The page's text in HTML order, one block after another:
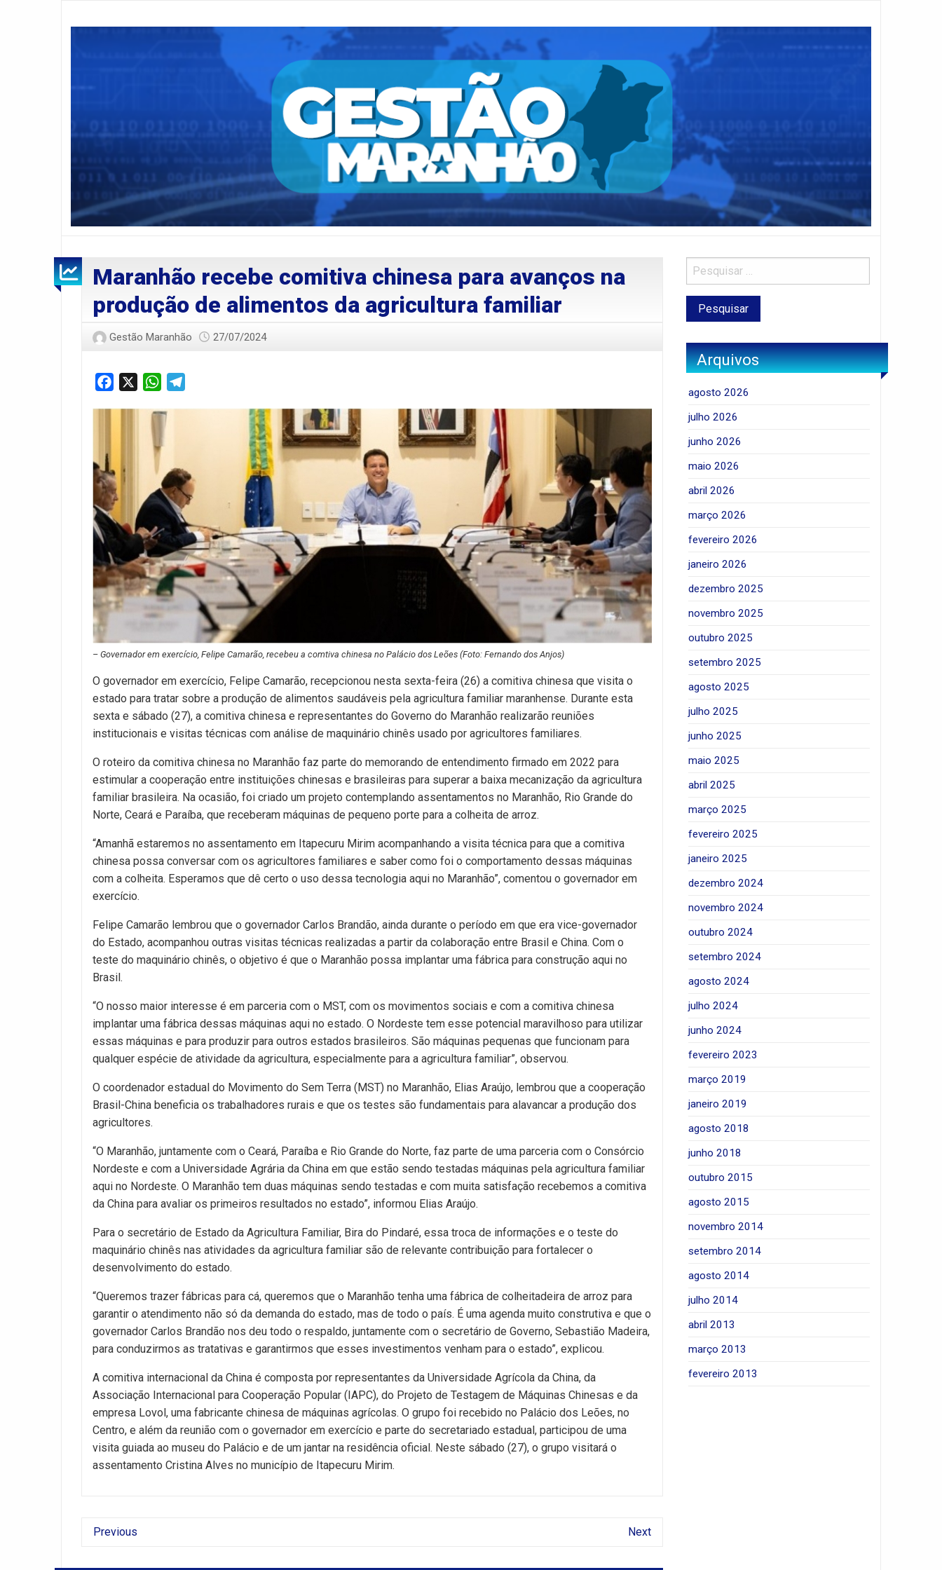
Maranhão recebe comitiva chinesa para avanços na
produção de alimentos da agricultura familiar
Gestão Maranhão 27/07/2024
Facebook WhatsApp
– Governador em exercício, Felipe Camarão, recebeu a comtiva chinesa no Palácio dos Leões (Foto: Fernando dos Anjos)
O governador em exercício, Felipe Camarão, recepcionou nesta sexta-feira (26) a comitiva chinesa que visita o
estado para tratar sobre a produção de alimentos saudáveis pela agricultura familiar maranhense. Durante esta
sexta e sábado (27), a comitiva chinesa e representantes do Governo do Maranhão realizarão reuniões
institucionais e visitas técnicas com análise de maquinário chinês usado por agricultores familiares.
O roteiro da comitiva chinesa no Maranhão faz parte do memorando de entendimento firmado em 2022 para
estimular a cooperação entre instituições chinesas e brasileiras para superar a baixa mecanização da agricultura
familiar brasileira. Na ocasião, foi criado um projeto contemplando assentamentos no Maranhão, Rio Grande do
Norte, Ceará e Paraíba, que receberam máquinas de pequeno porte para a colheita de arroz.
“Amanhã estaremos no assentamento em Itapecuru Mirim acompanhando a visita técnica para que a comitiva
chinesa possa conversar com os agricultores familiares e saber como foi o comportamento dessas máquinas
com a colheita. Esperamos que dê certo o uso dessa tecnologia aqui no Maranhão”, comentou o governador em
exercício.
Felipe Camarão lembrou que o governador Carlos Brandão, ainda durante o período em que era vice-governador
do Estado, acompanhou outras visitas técnicas realizadas a partir da colaboração entre Brasil e China. Com o
teste do maquinário chinês, o objetivo é que o Maranhão possa implantar uma fábrica para construção aqui no
Brasil.
“O nosso maior interesse é em parceria com o MST, com os movimentos sociais e com a comitiva chinesa
implantar uma fábrica dessas máquinas aqui no estado. O Nordeste tem esse potencial maravilhoso para utilizar
essas máquinas e para produzir para outros estados brasileiros. São máquinas pequenas que funcionam para
qualquer espécie de atividade da agricultura, especialmente para a agricultura familiar”, observou.
O coordenador estadual do Movimento do Sem Terra (MST) no Maranhão, Elias Araújo, lembrou que a cooperação
Brasil-China beneficia os trabalhadores rurais e que os testes são fundamentais para alavancar a produção dos
agricultores.
“O Maranhão, juntamente com o Ceará, Paraíba e Rio Grande do Norte, faz parte de uma parceria com o Consórcio
Nordeste e com a Universidade Agrária da China em que estão sendo testadas máquinas pela agricultura familiar
aqui no Nordeste. O Maranhão tem duas máquinas sendo testadas e com muita satisfação recebemos a comitiva
da China para avaliar os primeiros resultados no estado”, informou Elias Araújo.
Para o secretário de Estado da Agricultura Familiar, Bira do Pindaré, essa troca de informações e o teste do
maquinário chinês nas atividades da agricultura familiar são de relevante contribuição para fortalecer o
desenvolvimento do estado.
“Queremos trazer fábricas para cá, queremos que o Maranhão tenha uma fábrica de colheitadeira de arroz para
garantir o atendimento não só da demanda do estado, mas de todo o país. É uma agenda muito construtiva e que o
governador Carlos Brandão nos deu todo o respaldo, juntamente com o secretário de Governo, Sebastião Madeira,
para conduzirmos as tratativas e garantirmos que esses investimentos venham para o estado”, explicou.
A comitiva internacional da China é composta por representantes da Universidade Agrícola da China, da
Associação Internacional para Cooperação Popular (IAPC), do Projeto de Testagem de Máquinas Chinesas e da
empresa Lovol, uma fabricante chinesa de máquinas agrícolas. O grupo foi recebido no Palácio dos Leões, no
Centro, e além da reunião com o governador em exercício e parte do secretariado estadual, participou de uma
visita guiada ao museu do Palácio e de um jantar na residência oficial. Neste sábado (27), o grupo visitará o
assentamento Cristina Alves no município de Itapecuru Mirim.
Previous Next
Arquivos
agosto 2026
julho 2026
junho 2026
maio 2026
abril 2026
março 2026
fevereiro 2026
janeiro 2026
dezembro 2025
novembro 2025
outubro 2025
setembro 2025
agosto 2025
julho 2025
junho 2025
maio 2025
abril 2025
março 2025
fevereiro 2025
janeiro 2025
dezembro 2024
novembro 2024
outubro 2024
setembro 2024
agosto 2024
julho 2024
junho 2024
fevereiro 2023
março 2019
janeiro 2019
agosto 2018
junho 2018
outubro 2015
agosto 2015
novembro 2014
setembro 2014
agosto 2014
julho 2014
abril 2013
março 2013
fevereiro 2013